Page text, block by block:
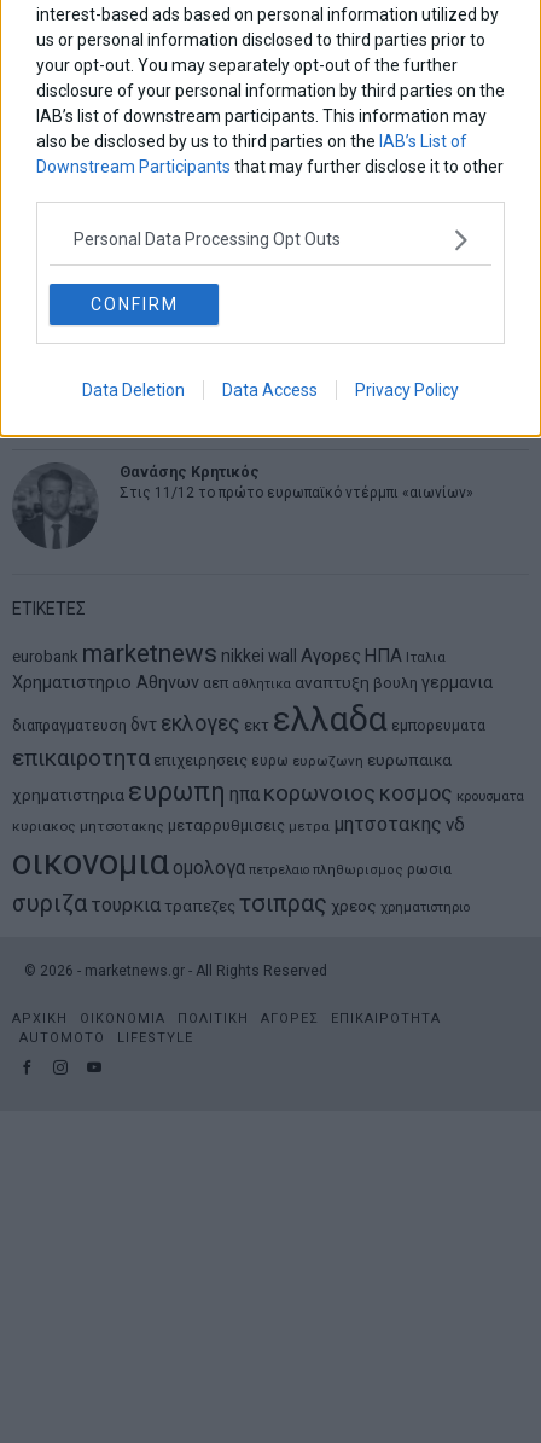
interest-based ads based on personal information utilized by
us or personal information disclosed to third parties prior to
your opt-out. You may separately opt-out of the further
disclosure of your personal information by third parties on the
IAB’s list of downstream participants. This information may
also be disclosed by us to third parties on the IAB’s List of
Downstream Participants that may further disclose it to other
Personal Data Processing Opt Outs
CONFIRM
Data Deletion Data Access Privacy Policy
Εύη Φραγκάκη
Η αληθινή παιδεία ξεκινά από την ψυχή…
Σταματίνα Σταματάκου
Η βία κατά των ζώων δεν αντέχει βολικές ερμηνείες
Δημήτρης Καμπουράκης
Από την αποθέωση στην καταγγελία: Η Ελλάδα πάντα
ψάχνει τον επόμενο Μεσσία
MIT Sloan: Οι AI-driven επιχειρήσεις διαμορφώνουν το νέο
μοντέλο επιχειρηματικότητας
Θανάσης Κρητικός
Στις 11/12 το πρώτο ευρωπαϊκό ντέρμπι «αιωνίων»
ΕΤΙΚΕΤΕΣ
eurobank marketnews nikkei wall Αγορες ΗΠΑ Ιταλια
Χρηματιστηριο Αθηνων αεπ αθλητικα αναπτυξη βουλη γερμανια
διαπραγματευση δντ εκλογες εκτ ελλαδα εμπορευματα
επικαιροτητα επιχειρησεις ευρω ευρωζωνη ευρωπαικα
χρηματιστηρια ευρωπη ηπα κορωνοιος κοσμος κρουσματα
κυριακος μητσοτακης μεταρρυθμισεις μετρα μητσοτακης νδ
οικονομια ομολογα πετρελαιο πληθωρισμος ρωσια
συριζα τουρκια τραπεζες τσιπρας χρεος χρηματιστηριο
© 2026 - marketnews.gr - All Rights Reserved
ΑΡΧΙΚΗ ΟΙΚΟΝΟΜΙΑ ΠΟΛΙΤΙΚΗ ΑΓΟΡΕΣ
ΕΠΙΚΑΙΡΟΤΗΤΑ
AUTOMOTO
LIFESTYLE